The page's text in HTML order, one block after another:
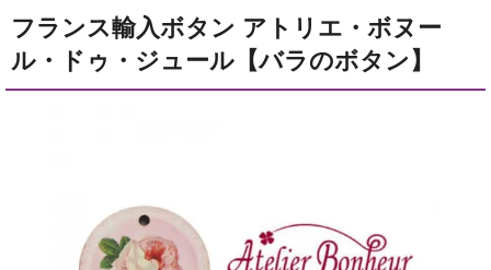
フランス輸入ボタン アトリエ・ボヌー
ル・ドゥ・ジュール【バラのボタン】